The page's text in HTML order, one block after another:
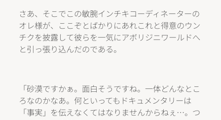
さあ、そこでこの敏腕インチキコーディネーターの
オレ様が、ここぞとばかりにあれこれと得意のウン
チクを披露して彼らを一気にアボリジニワールドへ
と引っ張り込んだのである。
「砂漠ですかぁ。面白そうですね。一体どんなとこ
ろなのかなあ。何といってもドキュメンタリーは
「事実」を伝えなくてはなりませんからねぇ…。つ